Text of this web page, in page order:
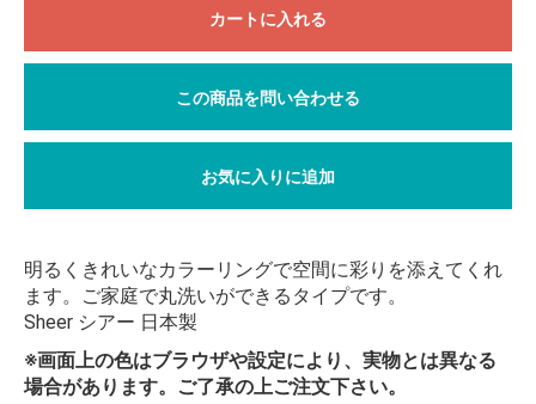
カートに入れる
この商品を問い合わせる
お気に入りに追加
明るくきれいなカラーリングで空間に彩りを添えてくれ
ます。ご家庭で丸洗いができるタイプです。
Sheer シアー 日本製
※画面上の色はブラウザや設定により、実物とは異なる
場合があります。ご了承の上ご注文下さい。